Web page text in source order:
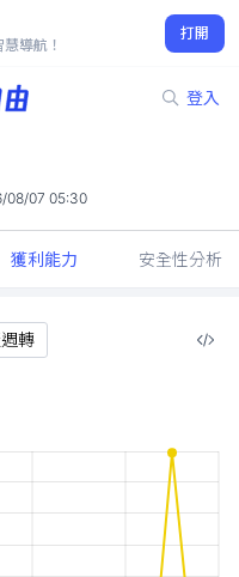
導航！
打開
登入
08/07 05:30
獲利能力 安全性分析
轉